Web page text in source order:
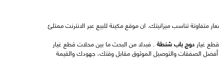
متفاوتة تناسب ميزانيتك. ان موقع مكينة للبيع عبر الانترنت ممتلئ
غيار دوج باب شنطة . فبدلا من البحث ما بين محلات قطع غيار
الصفقات والتوصيل الموثوق مقابل وقتك، جهودك والقيمة